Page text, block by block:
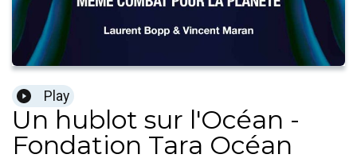
Play
Un hublot sur l'Océan -
Fondation Tara Océan